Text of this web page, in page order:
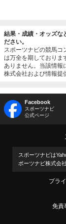
結果・成績・オッズな
ださい。
スポーツナビの競馬コ
は万全を期しておりま
ありません。当該情報
株式会社および情報提
Facebook
スポーツナビ
公式ページ
スポーツナビは
ポーツナビ株式会
プラ
免責